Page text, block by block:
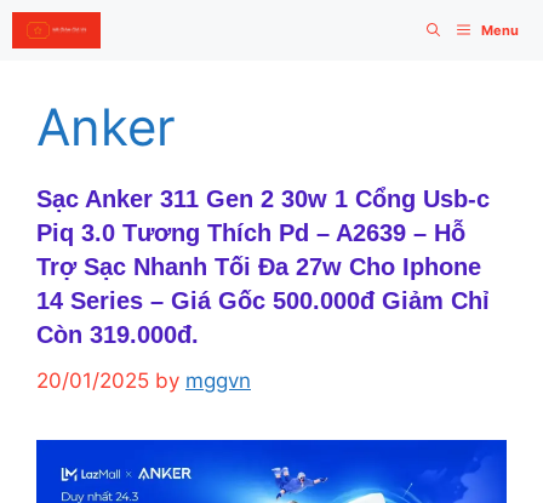
Skip
to
Menu
Anker
Sạc Anker 311 Gen 2 30w 1 Cổng Usb-c
Piq 3.0 Tương Thích Pd – A2639 – Hỗ
Trợ Sạc Nhanh Tối Đa 27w Cho Iphone
14 Series – Giá Gốc 500.000đ Giảm Chỉ
Còn 319.000đ.
20/01/2025 by mggvn